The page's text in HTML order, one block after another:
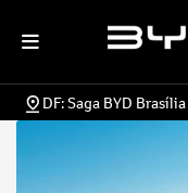
DF: Saga BYD Brasília